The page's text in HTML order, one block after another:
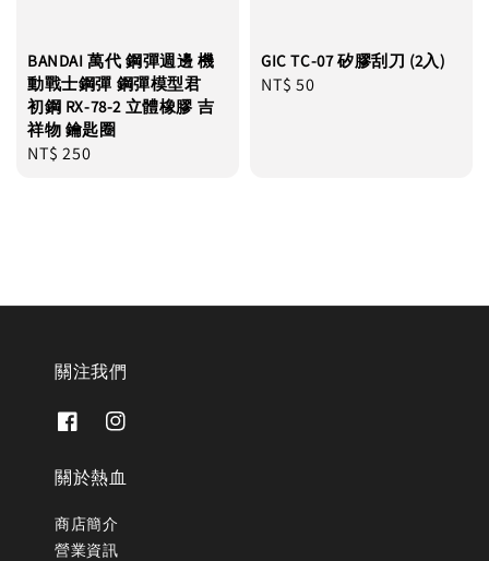
BANDAI 萬代 鋼彈週邊 機
動戰士鋼彈 鋼彈模型君
初鋼 RX-78-2 立體橡膠 吉
祥物 鑰匙圈
Regular
NT$ 250
GIC TC-07 矽膠刮刀 (2入)
Regular
NT$ 50
關注我們
關於熱血
商店簡介
營業資訊